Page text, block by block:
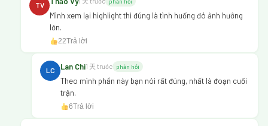
TV
Mình xem lại highlight thì đúng là tình huống đó ảnh hưởng
lớn.
22Trả lời
LC Lan Chi1 天 trước phản hồi
Theo mình phần này bạn nói rất đúng, nhất là đoạn cuối
trận.
6Trả lời